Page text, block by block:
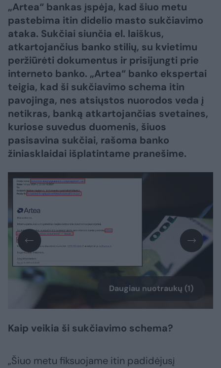
„Artea“ bankas įspėja, kad šiuo metu
pastebima itin didelio masto sukčiavimo
ataka. Sukčiai siunčia el. laiškus,
atkartojančius banko stilių, su kvietimu
peržiūrėti dokumentus ir prisijungti prie
interneto banko. „Artea“ banko ekspertai
teigia, kad ši sukčiavimo schema itin
pavojinga, nes atsiųstos nuorodos veda į
netikras, banką atkartojančias svetaines,
kuriose suvedus duomenis, šiuos
pasisavina sukčiai, rašoma banko
žiniasklaidai išplatintame pranešime.
Daugiau nuotraukų (1)
Kaip veikia ši sukčiavimo schema?
„Šiuo metu fiksuojame itin padidėjusį